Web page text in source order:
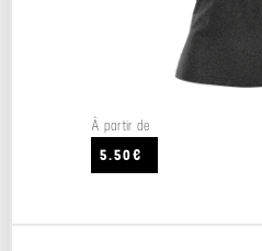
À partir de
5.50€